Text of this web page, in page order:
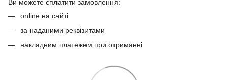
Ви можете сплатити замовлення:
online на сайті
за наданими реквізитами
накладним платежем при отриманні